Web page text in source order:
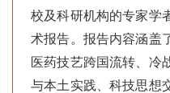
校及科研机构的专家学
术报告。报告内容涵盖
医药技艺跨国流转、冷
与本土实践、科技思想